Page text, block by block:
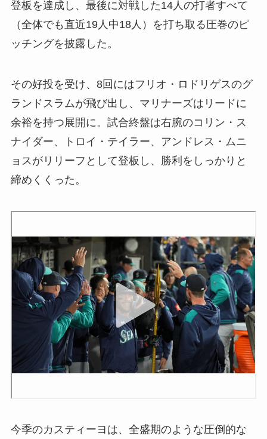
登板を達成し、最後に対戦した14人の打者すべて
（全体でも直近19人中18人）を打ち取る圧巻のピ
ッチングを披露した。
その好投を受け、8回にはフリオ・ロドリゲスのグ
ランドスラムが飛び出し、マリナーズはリードに
余裕を持つ展開に。試合終盤は右腕のコリン・ス
ナイダー、トロイ・テイラー、アンドレス・ムニ
ョスがリリーフとして登板し、勝利をしっかりと
締めくくった。
今季のカスティーヨは、全盛期のような圧倒的な